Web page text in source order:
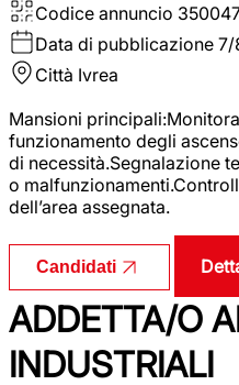
Codice annuncio
Data di pubblicazione 7/
Città Ivrea
Mansioni
funzionamento degli
di necessità.Segnalazione
o
dell’area assegnata.
Candidati
ADDETTA/O
INDUSTRIALI